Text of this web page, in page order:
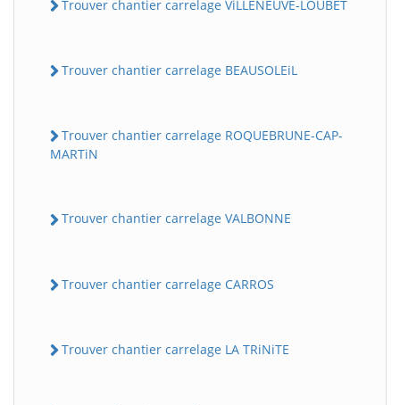
Trouver chantier carrelage ViLLENEUVE-LOUBET
Trouver chantier carrelage BEAUSOLEiL
Trouver chantier carrelage ROQUEBRUNE-CAP-
MARTiN
Trouver chantier carrelage VALBONNE
Trouver chantier carrelage CARROS
Trouver chantier carrelage LA TRiNiTE